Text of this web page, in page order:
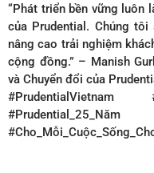
“Phát triển bền vững
của Prudential. Chúng
nâng cao trải nghiệm
cộng đồng.” – Manish
và Chuyển đổi của
#PrudentialVietnam
#Prudential_25_Năm